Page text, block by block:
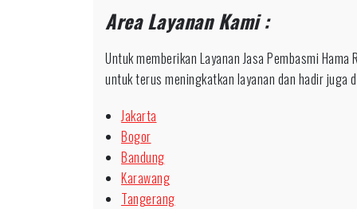
Area Layanan Kami :
Untuk memberikan Layanan Jasa Pembasmi
untuk terus meningkatkan layanan dan hadir juga
Jakarta
Bogor
Bandung
Karawang
Tangerang